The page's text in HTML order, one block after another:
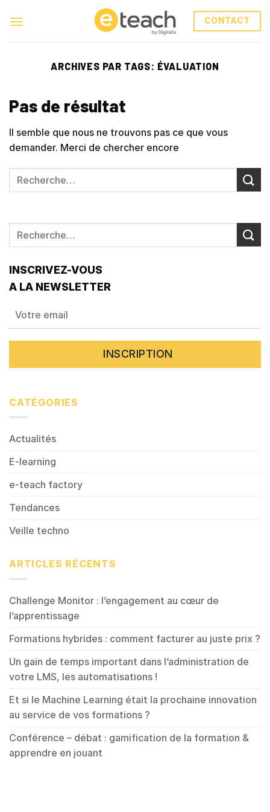
CONTACT
ARCHIVES PAR TAGS: ÉVALUATION
Pas de résultat
Il semble que nous ne trouvons pas ce que vous
demander. Merci de chercher encore
INSCRIVEZ-VOUS
A LA NEWSLETTER
CATÉGORIES
Actualités
E-learning
e-teach factory
Tendances
Veille techno
ARTICLES RÉCENTS
Challenge Monitor : l’engagement au cœur de
l’apprentissage
Formations hybrides : comment facturer au juste prix ?
Un gain de temps important dans l’administration de
votre LMS, les automatisations !
Et si le Machine Learning était la prochaine innovation
au service de vos formations ?
Conférence – débat : gamification de la formation &
apprendre en jouant